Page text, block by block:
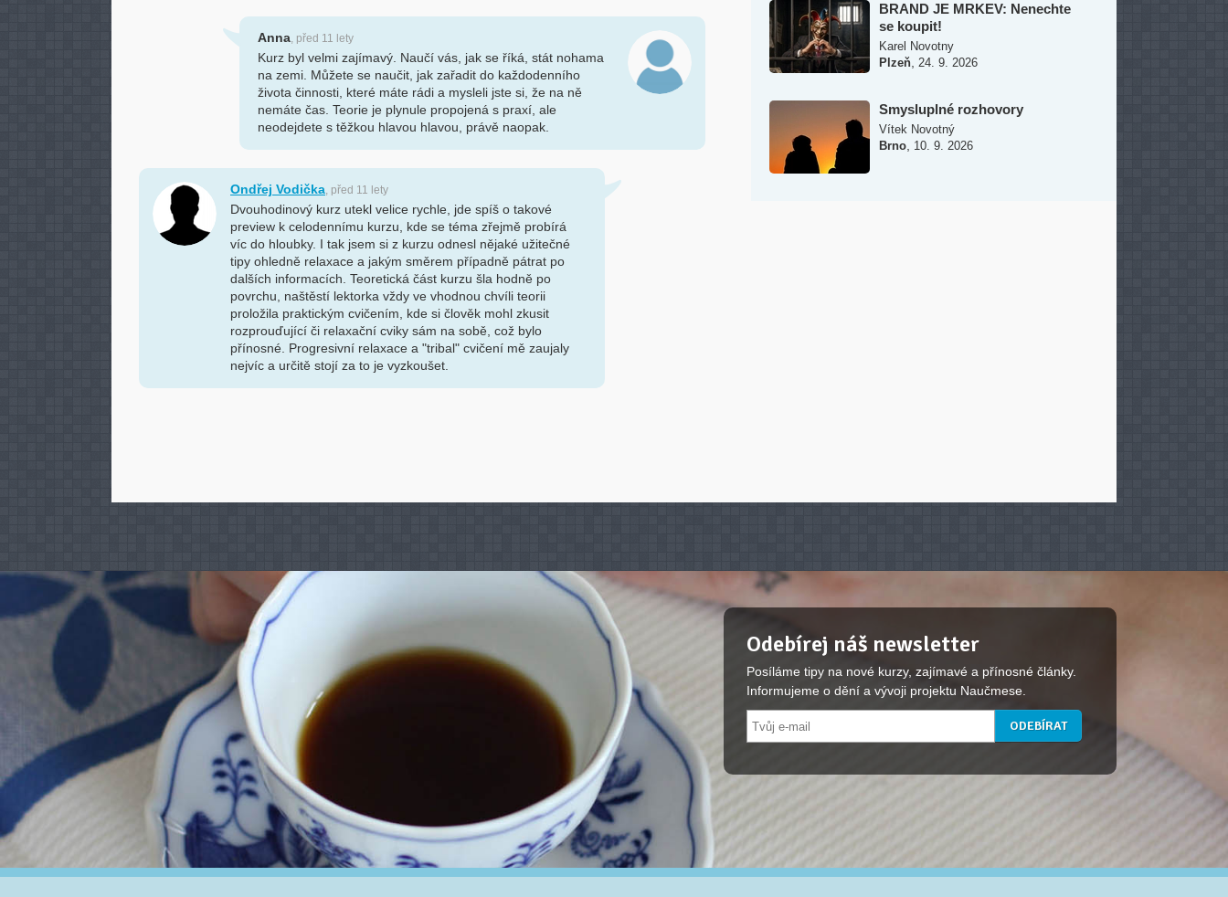
Anna, před 11 lety
Kurz byl velmi zajímavý. Naučí vás, jak se říká, stát nohama
na zemi. Můžete se naučit, jak zařadit do každodenního
života činnosti, které máte rádi a mysleli jste si, že na ně
nemáte čas. Teorie je plynule propojená s praxí, ale
neodejdete s těžkou hlavou hlavou, právě naopak.
Ondřej Vodička, před 11 lety
Dvouhodinový kurz utekl velice rychle, jde spíš o takové
preview k celodennímu kurzu, kde se téma zřejmě probírá
víc do hloubky. I tak jsem si z kurzu odnesl nějaké užitečné
tipy ohledně relaxace a jakým směrem případně pátrat po
dalších informacích. Teoretická část kurzu šla hodně po
povrchu, naštěstí lektorka vždy ve vhodnou chvíli teorii
proložila praktickým cvičením, kde si člověk mohl zkusit
rozprouďující či relaxační cviky sám na sobě, což bylo
přínosné. Progresivní relaxace a "tribal" cvičení mě zaujaly
nejvíc a určitě stojí za to je vyzkoušet.
BRAND JE MRKEV: Nenechte
se koupit!
Karel Novotny
Plzeň 24. 9. 2026
Smysluplné rozhovory
Vítek Novotný
Brno 10. 9. 2026
Odebírej náš newsletter
Posíláme tipy na nové kurzy, zajímavé a přínosné články.
Informujeme o dění a vývoji projektu Naučmese.